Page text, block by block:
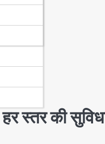
स्तर की